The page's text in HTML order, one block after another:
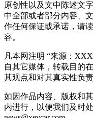
原创性以及文中陈述文
中全部或者部分内容、
作任何保证或承诺，请
容。
凡本网注明 “来源：
自其它媒体，转载目的
其观点和对其真实性负责
如因作品内容、版权和
内进行，以便我们及时